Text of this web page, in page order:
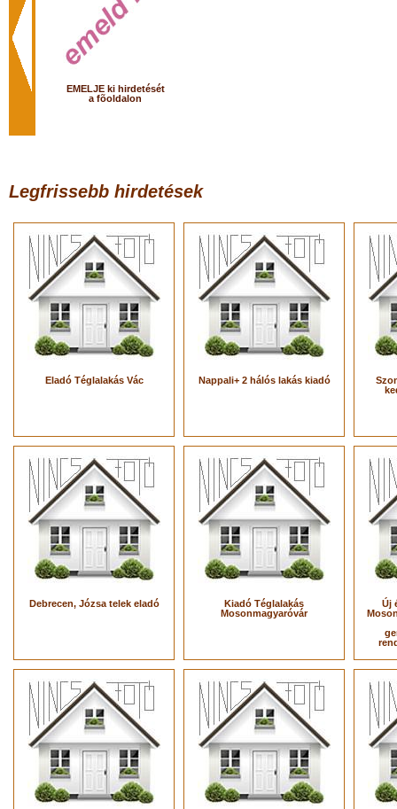
EMELJE ki hirdetését
a fõoldalon
Legfrissebb hirdetések
Eladó Téglalakás Vác Nappali+ 2 hálós lakás kiadó
Debrecen, Józsa telek eladó
Kiadó Téglalakás
Mosonmagyaróvár
Új